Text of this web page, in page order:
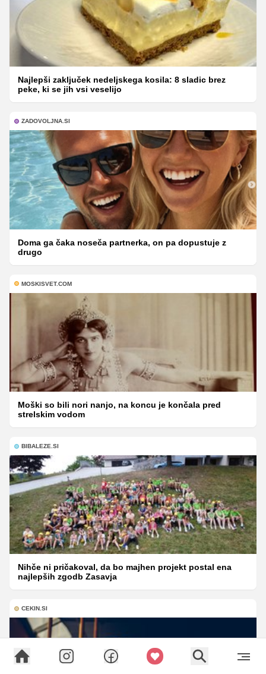
Najlepši zaključek nedeljskega kosila: 8 sladic brez
peke, ki se jih vsi veselijo
ZADOVOLJNA.SI
Doma ga čaka noseča partnerka, on pa dopustuje z
drugo
MOSKISVET.COM
Moški so bili nori nanjo, na koncu je končala pred
strelskim vodom
BIBALEZE.SI
Nihče ni pričakoval, da bo majhen projekt postal ena
najlepših zgodb Zasavja
CEKIN.SI